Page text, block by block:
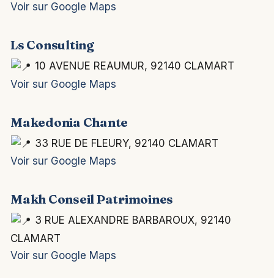
Voir sur Google Maps
Ls Consulting
10 AVENUE REAUMUR, 92140 CLAMART
Voir sur Google Maps
Makedonia Chante
33 RUE DE FLEURY, 92140 CLAMART
Voir sur Google Maps
Makh Conseil Patrimoines
3 RUE ALEXANDRE BARBAROUX, 92140
CLAMART
Voir sur Google Maps